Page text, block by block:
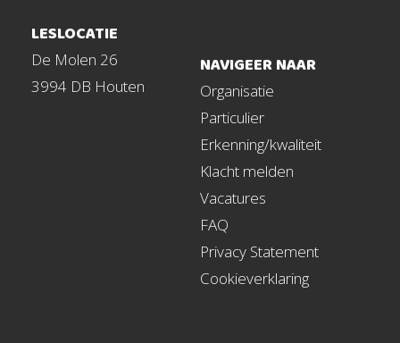
LESLOCATIE
De Molen 26
3994 DB Houten
NAVIGEER NAAR
Organisatie
Particulier
Erkenning/kwaliteit
Klacht melden
Vacatures
FAQ
Privacy Statement
Cookieverklaring